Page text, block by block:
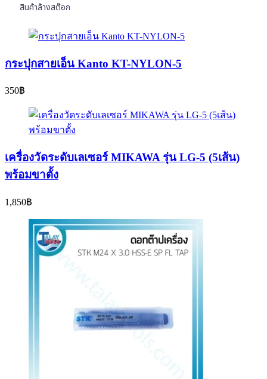
สินค้าล้างสต๊อก
กระปุกสายเอ็น Kanto KT-NYLON-5
350฿
เครื่องวัดระดับเลเซอร์ MIKAWA รุ่น LG-5 (5เส้น)
พร้อมขาตั้ง
1,850฿